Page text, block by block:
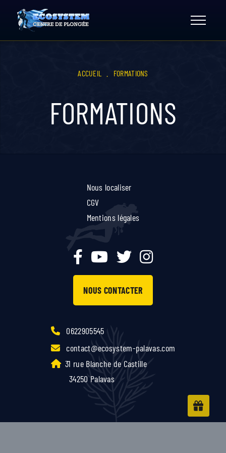
content
ACCUEIL FORMATIONS
FORMATIONS
Nous localiser
CGV
Mentions légales
NOUS CONTACTER
0622905545
contact@ecosystem-palavas.com
31 rue Blanche de Castille
34250 Palavas